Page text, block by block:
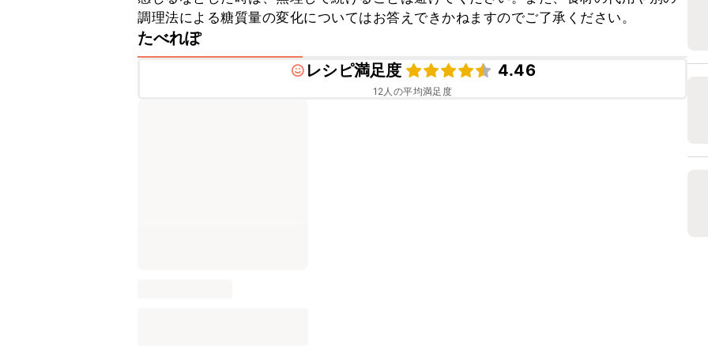
調理法による糖質量の変化についてはお答えできかねますのでご了承ください。
たべれぽ
レシピ満足度
4.46
12人の平均満足度